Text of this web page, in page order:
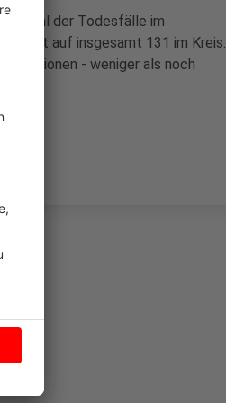
Zahl der Todesfälle im
damit auf insgesamt 131 im Kreis.
- weniger als noch